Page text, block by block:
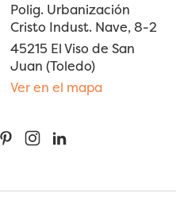
Polig. Urbanización
Cristo Indust. Nave, 8-2
45215 El Viso de San
Juan (Toledo)
Ver en el mapa
PinterestInstagram